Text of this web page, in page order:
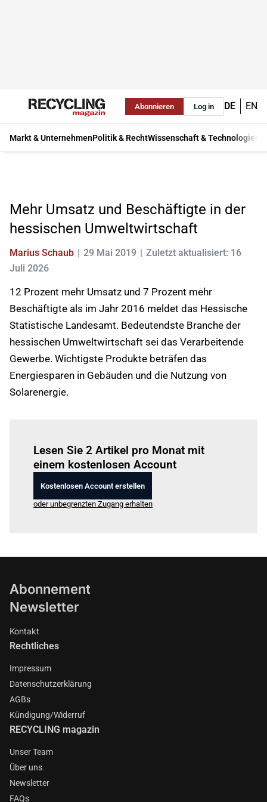
Abonnieren Log in DE EN
Markt & UnternehmenPolitik & RechtWissenschaft & Technologie
Mehr Umsatz und Beschäftigte in der
hessischen Umweltwirtschaft
Marius Schaub 29 Mai 2019
Zuletzt aktualisiert: 16
Juli 2026
12 Prozent mehr Umsatz und 7 Prozent mehr
Beschäftigte als im Jahr 2016 meldet das Hessische
Statistische Landesamt. Bedeutendste Branche der
hessischen Umweltwirtschaft sei das Verarbeitende
Gewerbe. Wichtigste Produkte beträfen das
Energiesparen in Gebäuden und die Nutzung von
Solarenergie.
Lesen Sie 2 Artikel pro Monat mit
einem kostenlosen Account
Kostenlosen Account erstellen
oder unbegrenzten Zugang erhalten
Abonnement
Newsletter
Kontakt
Rechtliches
Impressum
Datenschutzerklärung
AGBs
Kündigung/Widerruf
RECYCLING magazin
Unser Team
Über uns
Newsletter
FAQs